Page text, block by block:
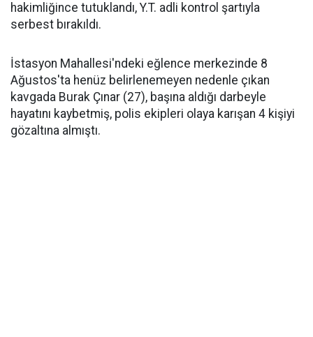
hakimliğince tutuklandı, Y.T. adli kontrol şartıyla
serbest bırakıldı.
İstasyon Mahallesi'ndeki eğlence merkezinde 8
Ağustos'ta henüz belirlenemeyen nedenle çıkan
kavgada Burak Çınar (27), başına aldığı darbeyle
hayatını kaybetmiş, polis ekipleri olaya karışan 4 kişiyi
gözaltına almıştı.